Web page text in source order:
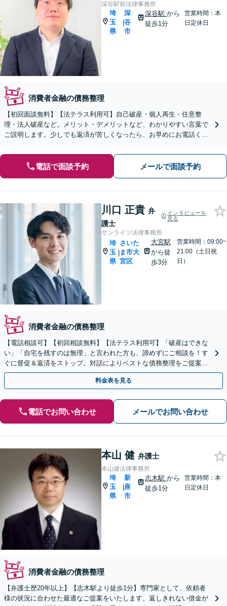
深谷駅前法律事務所
埼
玉
県
|
深
谷
市
深谷駅から
徒歩1分
営業時間：本
日定休日
消費者金融の債務整理
【初回面談無料】【法テラス利用可】自己破産・個人再生・任意整
理・法人破産など。メリット・デメリットなど、わかりやすい言葉で
ご説明します。少しでも返済が苦しくなったら、お早めにお電話くだ
電話で面談予約 メールで面談予約
川口 正貴 弁
護士
インタビューを
見る
サンライツ法律事務所
埼
玉
県
|
さいた
ま市大
宮区
大宮駅
から徒
歩3分
営業時間：09:00~
21:00（土日祝
日）
消費者金融の債務整理
【電話相談可】【初回相談無料】【法テラス利用可】「破産はできな
い」「自宅を残すのは無理」と言われた方も、諦めずにご相談を！す
ぐに督促＆返済をストップ。対話によりベストな債務整理をご提案し
ます。法人破産も実績多数【完全個室】【大宮駅3分】
料金表を見る
電話でお問い合わせ メールでお問い合わせ
本山 健 弁護士
本山健法律事務所
埼
玉
県
|
新
座
市
志木駅から
徒歩1分
営業時間：本
日定休日
消費者金融の債務整理
【弁護士歴20年以上】【志木駅より徒歩1分】専門家として、依頼者
様の状況に合わせた最適なご提案をいたします。返しきれない借金が